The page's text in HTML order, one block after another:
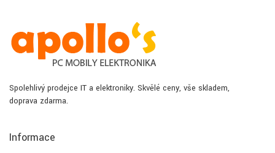
Spolehlivý prodejce IT a elektroniky. Skvělé ceny, vše skladem,
doprava zdarma.
Informace